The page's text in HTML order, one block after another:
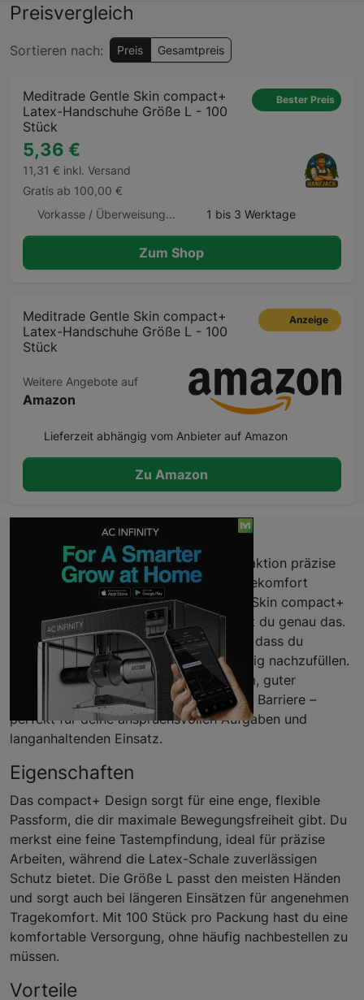
Preisvergleich
Sortieren nach: Preis Gesamtpreis
Meditrade Gentle Skin compact+
Latex-Handschuhe Größe L - 100
Stück
Bester Preis
5,36 €
11,31 € inkl. Versand
Gratis ab 100,00 €
Vorkasse / Überweisung, Kreditkarte, Bitcoin
1 bis 3 Werktage
Zum Shop
Meditrade Gentle Skin compact+
Latex-Handschuhe Größe L - 100
Stück
Anzeige
Weitere Angebote auf
Amazon
Lieferzeit abhängig vom Anbieter auf Amazon
Zu Amazon
Beschreibung
Du willst bei der Verarbeitung und Extraktion präzise
arbeiten, ohne Kompromisse beim Tragekomfort
einzugehen? Mit den Meditrade Gentle Skin compact+
Latex-Handschuhen Größe L bekommst du genau das.
Die Packung mit 100 Stück sorgt dafür, dass du
zuverlässig arbeiten kannst, ohne ständig nachzufüllen.
Du profitierst von einer engen Passform, guter
Tastempfindung und einer hygienischen Barriere –
perfekt für deine anspruchsvollen Aufgaben und
langanhaltenden Einsatz.
Eigenschaften
Das compact+ Design sorgt für eine enge, flexible
Passform, die dir maximale Bewegungsfreiheit gibt. Du
merkst eine feine Tastempfindung, ideal für präzise
Arbeiten, während die Latex-Schale zuverlässigen
Schutz bietet. Die Größe L passt den meisten Händen
und sorgt auch bei längeren Einsätzen für angenehmen
Tragekomfort. Mit 100 Stück pro Packung hast du eine
komfortable Versorgung, ohne häufig nachbestellen zu
müssen.
Vorteile